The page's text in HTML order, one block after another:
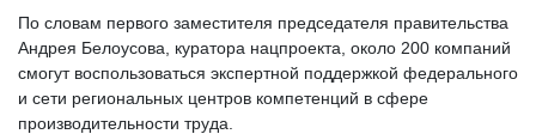
По словам первого заместителя председателя правительства
Андрея Белоусова, куратора нацпроекта, около 200 компаний
смогут воспользоваться экспертной поддержкой федерального
и сети региональных центров компетенций в сфере
производительности труда.